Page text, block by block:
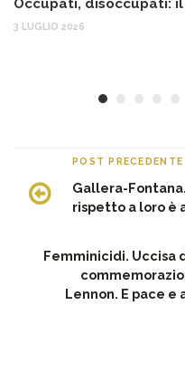
Occupati, disoccupati:
3 LUGLIO 2026
POST PRECEDENTE
Gallera-
rispetto a loro è
Femminicidi. Uccisa
Lennon. E pace e